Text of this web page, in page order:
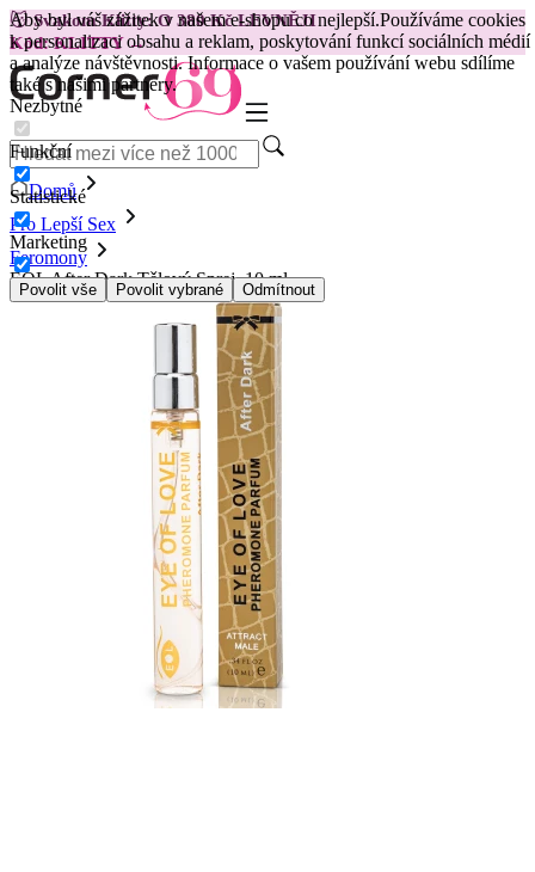
Aby byl váš zážitek v našem e-shopu co nejlepší.Používáme cookies
k personalizaci obsahu a reklam, poskytování funkcí sociálních médií
a analýze návštěvnosti. Informace o vašem používání webu sdílíme
také s našimi partnery.
Nezbytné
Funkční
Statistické
Marketing
Povolit vše Povolit vybrané Odmítnout
😽Svakom Klitty: O 380 Kč LEVNĚJI
Kód: KLITTY →
Domů
Pro Lepší Sex
Feromony
EOL After Dark Tělový Sprej, 10 ml